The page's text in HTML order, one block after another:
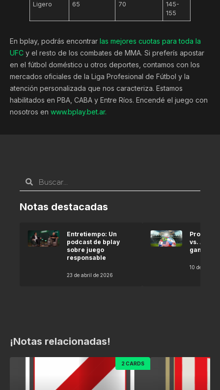
Ligero 65 70
145-
155
En bplay, podrás encontrar las mejores cuotas para toda la
UFC y el resto de los combates de MMA. Si preferís apostar
en el fútbol doméstico u otros deportes, contamos con los
mercados oficiales de la Liga Profesional de Fútbol y la
atención personalizada que nos caracteriza. Estamos
habilitados en PBA, CABA y Entre Ríos. Encendé el juego con
nosotros en www.bplay.bet.ar.
Notas destacadas
Entretiempo: Un
podcast de bplay
sobre juego
responsable
23 de abril de 2026
vs.
gana
10 de abril
¡Notas relacionadas!
2 CARDS